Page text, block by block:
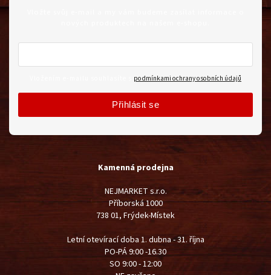
Kamenná prodejna
NEJMARKET s.r.o.
Příborská 1000
738 01, Frýdek-Místek
Letní otevírací doba 1. dubna - 31. října
PO-PÁ 9:00 -16.30
SO 9:00 - 12:00
podmínkami ochrany osobních údajů
Přihlásit se